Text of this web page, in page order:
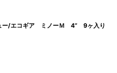
ー/エコギア ミノーＭ 4” 9ヶ入り